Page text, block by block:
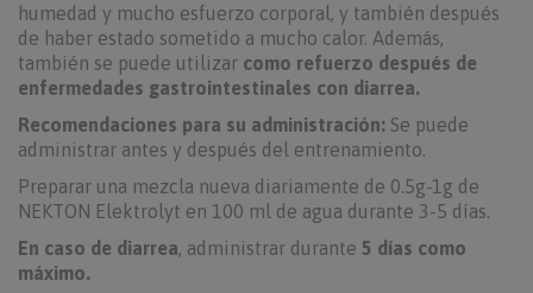
humedad y mucho esfuerzo corporal, y también después
de haber estado sometido a mucho calor. Además,
también se puede utilizar como refuerzo después de
enfermedades gastrointestinales con diarrea.
Recomendaciones para su administración: Se puede
administrar antes y después del entrenamiento.
Preparar una mezcla nueva diariamente de 0.5g-1g de
NEKTON Elektrolyt en 100 ml de agua durante 3-5 días.
En caso de diarrea, administrar durante 5 días como
máximo.